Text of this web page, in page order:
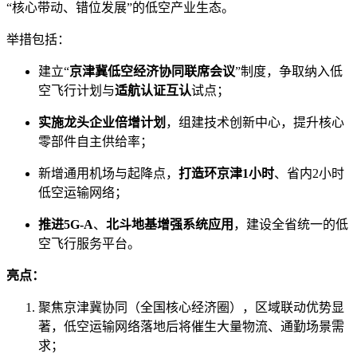
“核心带动、错位发展”的低空产业生态。
举措包括：
建立“京津冀低空经济协同联席会议”制度，争取纳入低
空飞行计划与适航认证互认试点；
实施龙头企业倍增计划 ，组建技术创新中心，提升核心
零部件自主供给率；
新增通用机场与起降点， 打造环京津1小时、省内2小时
低空运输网络；
推进5G-A、 北斗地基增强系统应用 ，建设全省统一的低
空飞行服务平台。
亮点：
聚焦京津冀协同（全国核心经济圈），区域联动优势显
著，低空运输网络落地后将催生大量物流、通勤场景需
求；